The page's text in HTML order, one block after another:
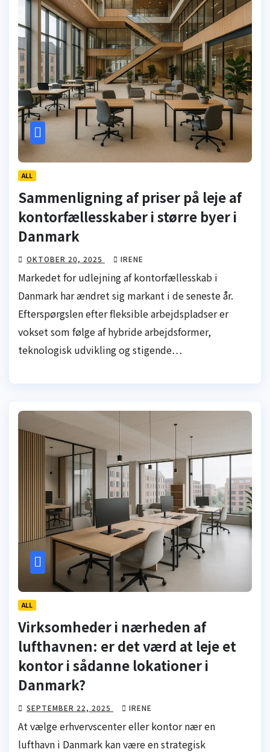
ALL
Sammenligning af priser på leje af
kontorfællesskaber i større byer i
Danmark
OKTOBER 20, 2025 IRENE
Markedet for udlejning af kontorfællesskab i
Danmark har ændret sig markant i de seneste år.
Efterspørgslen efter fleksible arbejdspladser er
vokset som følge af hybride arbejdsformer,
teknologisk udvikling og stigende…
ALL
Virksomheder i nærheden af
lufthavnen: er det værd at leje et
kontor i sådanne lokationer i
Danmark?
SEPTEMBER 22, 2025 IRENE
At vælge erhvervscenter eller kontor nær en
lufthavn i Danmark kan være en strategisk